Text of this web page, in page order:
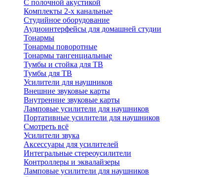
C полочной акустикой
Комплекты 2-х канальные
Студийное оборудование
Аудиоинтерфейсы для домашней студии
Тонармы
Тонармы поворотные
Тонармы тангенциальные
Тумбы и стойка для ТВ
Тумбы для ТВ
Усилители для наушников
Внешние звуковые карты
Внутренние звуковые карты
Ламповые усилители для наушников
Портативные усилители для наушников
Смотреть всё
Усилители звука
Аксессуары для усилителей
Интегральные стереоусилители
Контроллеры и эквалайзеры
Ламповые усилители для наушников